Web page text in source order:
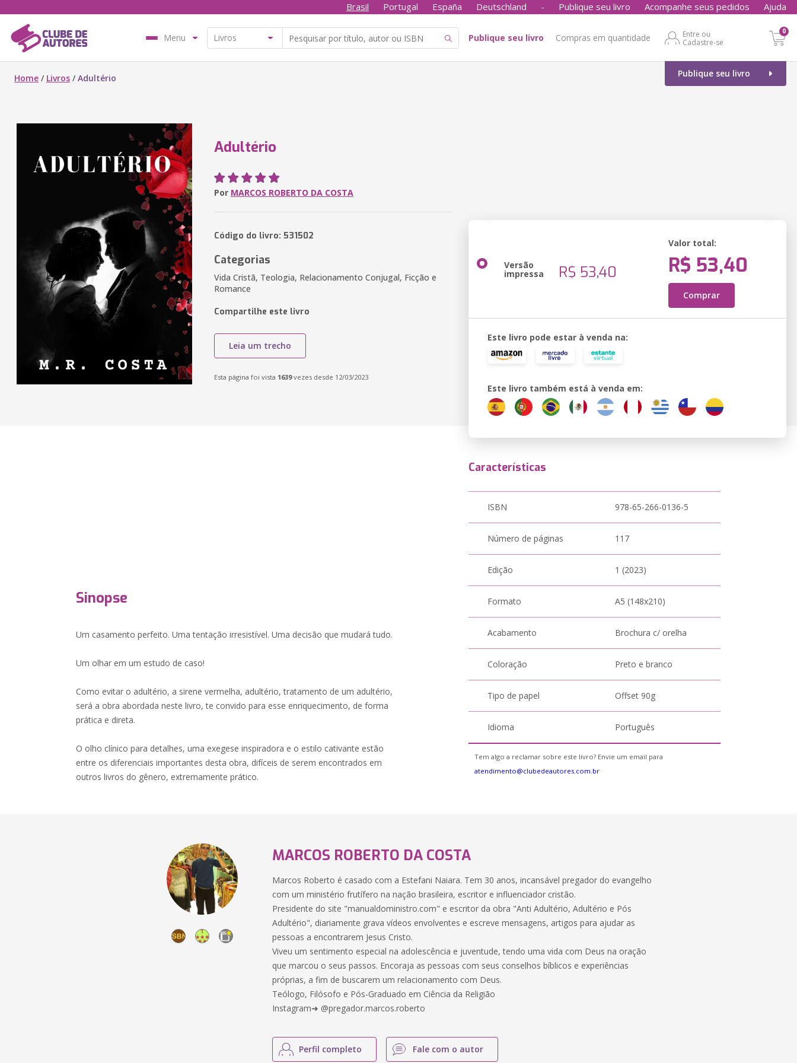
Brasil Portugal España Deutschland - Publique seu livro Acompanhe seus pedidos Ajuda
Menu Publique seu livro Compras em quantidade
Entre ou
Cadastre-se
0
Publique seu livro
Home / Livros /Adultério
Adultério
Por MARCOS ROBERTO DA COSTA
Código do livro: 531502
Categorias
Vida Cristã, Teologia, Relacionamento Conjugal, Ficção e
Romance
Compartilhe este livro
Leia um trecho
Esta página foi vista 1639vezes desde 12/03/2023
Versão
impressa R$ 53,40
Valor total:
R$ 53,40
Comprar
Este livro pode estar à venda na:
Este livro também está à venda em:
Sinopse
Um casamento perfeito. Uma tentação irresistível. Uma decisão que mudará tudo.
Um olhar em um estudo de caso!
Como evitar o adultério, a sirene vermelha, adultério, tratamento de um adultério,
será a obra abordada neste livro, te convido para esse enriquecimento, de forma
prática e direta.
O olho clínico para detalhes, uma exegese inspiradora e o estilo cativante estão
entre os diferenciais importantes desta obra, difíceis de serem encontrados em
outros livros do gênero, extremamente prático.
Características
ISBN 978-65-266-0136-5
Número de páginas 117
Edição 1 (2023)
Formato A5 (148x210)
Acabamento Brochura c/ orelha
Coloração Preto e branco
Tipo de papel Offset 90g
Idioma Português
Tem algo a reclamar sobre este livro? Envie um email para
atendimento@clubedeautores.com.br
MARCOS ROBERTO DA COSTA
Marcos Roberto é casado com a Estefani Naiara. Tem 30 anos, incansável pregador do evangelho
com um ministério frutífero na nação brasileira, escritor e influenciador cristão.
Presidente do site "manualdoministro.com" e escritor da obra "Anti Adultério, Adultério e Pós
Adultério", diariamente grava vídeos envolventes e escreve mensagens, artigos para ajudar as
pessoas a encontrarem Jesus Cristo.
Viveu um sentimento especial na adolescência e juventude, tendo uma vida com Deus na oração
que marcou o seus passos. Encoraja as pessoas com seus conselhos bíblicos e experiências
próprias, a fim de buscarem um relacionamento com Deus.
Teólogo, Filósofo e Pós-Graduado em Ciência da Religião
Instagram➜ @pregador.marcos.roberto
Perfil completo Fale com o autor